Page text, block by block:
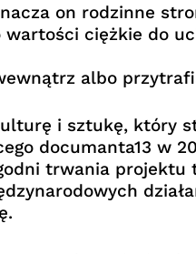
on rodzinne
ciężkie do
albo
i sztukę, który
documanta13 w
trwania